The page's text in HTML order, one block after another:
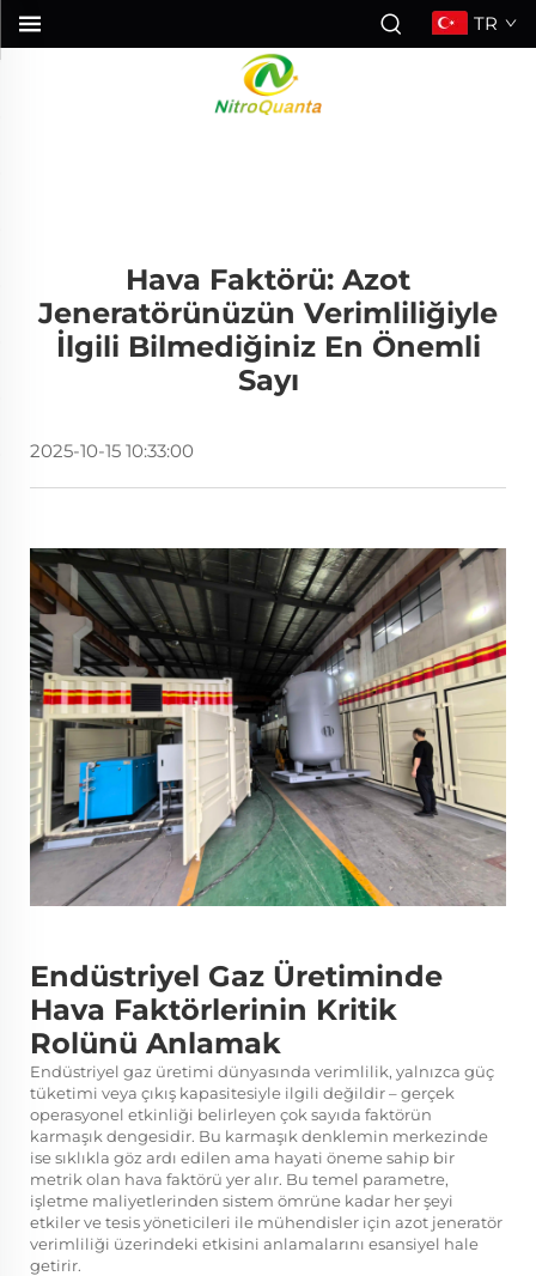
TR
Hava Faktörü: Azot
Jeneratörünüzün Verimliliğiyle
İlgili Bilmediğiniz En Önemli
Sayı
2025-10-15 10:33:00
Endüstriyel Gaz Üretiminde
Hava Faktörlerinin Kritik
Rolünü Anlamak
Endüstriyel gaz üretimi dünyasında verimlilik, yalnızca güç
tüketimi veya çıkış kapasitesiyle ilgili değildir – gerçek
operasyonel etkinliği belirleyen çok sayıda faktörün
karmaşık dengesidir. Bu karmaşık denklemin merkezinde
ise sıklıkla göz ardı edilen ama hayati öneme sahip bir
metrik olan hava faktörü yer alır. Bu temel parametre,
işletme maliyetlerinden sistem ömrüne kadar her şeyi
etkiler ve tesis yöneticileri ile mühendisler için azot jeneratör
verimliliği üzerindeki etkisini anlamalarını esansiyel hale
getirir.